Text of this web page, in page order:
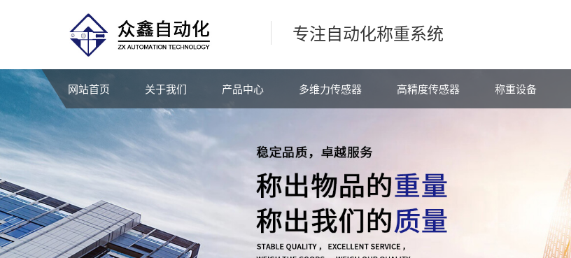
专注自动化称重系统
网站首页 关于我们 产品中心 多维力传感器 高精度传感器 称重设备